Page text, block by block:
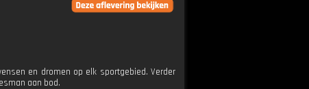
en dromen op elk sportgebied. Verder
aan bod.